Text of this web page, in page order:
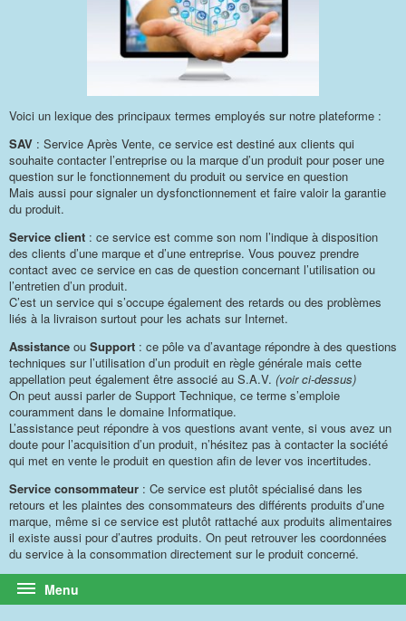
Voici un lexique des principaux termes employés sur notre plateforme :
SAV : Service Après Vente, ce service est destiné aux clients qui
souhaite contacter l’entreprise ou la marque d’un produit pour poser une
question sur le fonctionnement du produit ou service en question
Mais aussi pour signaler un dysfonctionnement et faire valoir la garantie
du produit.
Service client : ce service est comme son nom l’indique à disposition
des clients d’une marque et d’une entreprise. Vous pouvez prendre
contact avec ce service en cas de question concernant l’utilisation ou
l’entretien d’un produit.
C’est un service qui s’occupe également des retards ou des problèmes
liés à la livraison surtout pour les achats sur Internet.
Assistance ou Support : ce pôle va d’avantage répondre à des questions
techniques sur l’utilisation d’un produit en règle générale mais cette
appellation peut également être associé au S.A.V. (voir ci-dessus)
On peut aussi parler de Support Technique, ce terme s’emploie
couramment dans le domaine Informatique.
L’assistance peut répondre à vos questions avant vente, si vous avez un
doute pour l’acquisition d’un produit, n’hésitez pas à contacter la société
qui met en vente le produit en question afin de lever vos incertitudes.
Service consommateur : Ce service est plutôt spécialisé dans les
retours et les plaintes des consommateurs des différents produits d’une
marque, même si ce service est plutôt rattaché aux produits alimentaires
il existe aussi pour d’autres produits. On peut retrouver les coordonnées
du service à la consommation directement sur le produit concerné.
Menu